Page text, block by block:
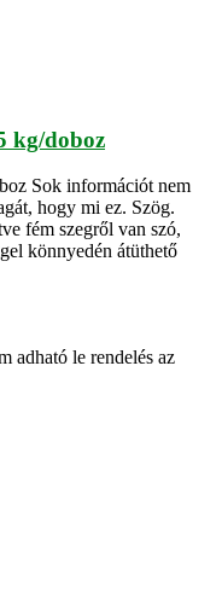
kg/doboz
Sok információt nem
hogy mi ez. Szög.
fém szegről van szó,
könnyedén átüthető
adható le rendelés az